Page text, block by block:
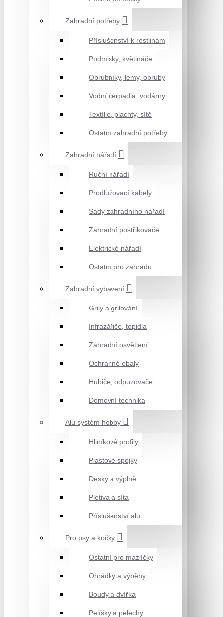
Zahradní potřeby
Příslušenství k rostlinám
Podmisky, květináče
Obrubníky, lemy, obruby
Vodní čerpadla, vodárny
Textílie, plachty, sítě
Ostatní zahradní potřeby
Zahradní nářadí
Ruční nářadí
Prodlužovací kabely
Sady zahradního nářadí
Zahradní postřikovače
Elektrické nářadí
Ostatní pro zahradu
Zahradní vybavení
Grily a grilování
Infrazářiče, topidla
Zahradní osvětlení
Ochranné obaly
Hubiče, odpuzovače
Domovní technika
Alu systém hobby
Hliníkové profily
Plastové spojky
Desky a výplně
Pletiva a síta
Příslušenství alu
Pro psy a kočky
Ostatní pro mazlíčky
Ohrádky a výběhy
Boudy a dvířka
Pelíšky a pelechy